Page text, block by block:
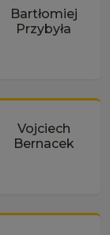
Bartłomiej
Przybyła
Vojciech
Bernacek